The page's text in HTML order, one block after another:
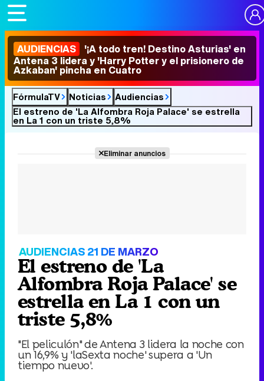
AUDIENCIAS '¡A todo tren! Destino Asturias' en
Antena 3 lidera y 'Harry Potter y el prisionero de
Azkaban' pincha en Cuatro
FórmulaTV Noticias
Audiencias
El estreno de 'La Alfombra Roja Palace' se estrella
en La 1 con un triste 5,8%
Eliminar anuncios
AUDIENCIAS 21 DE MARZO
El estreno de 'La
Alfombra Roja Palace' se
estrella en La 1 con un
triste 5,8%
"El peliculón" de Antena 3 lidera la noche con
un 16,9% y 'laSexta noche' supera a 'Un
tiempo nuevo'.